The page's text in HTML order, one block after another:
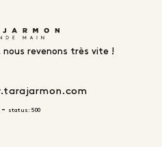
revenons très vite !
- status: 500